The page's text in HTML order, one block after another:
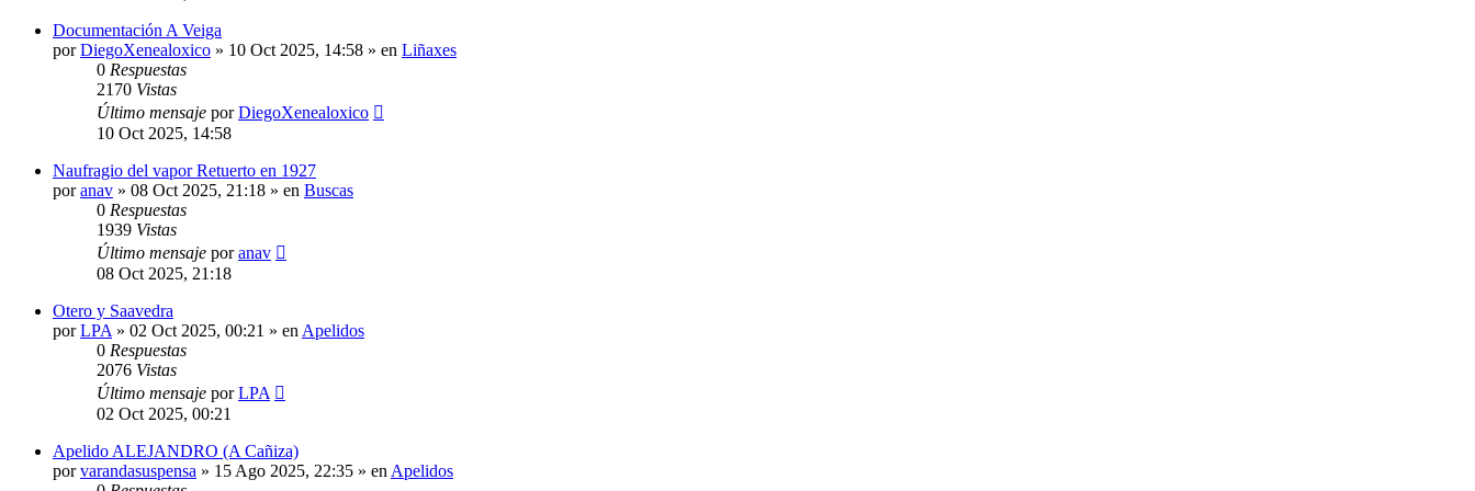
Documentación A Veiga
porDiegoXenealoxico » 10 Oct 2025, 14:58 » en Liñaxes
0 Respuestas
2170 Vistas
Último mensaje porDiegoXenealoxico
10 Oct 2025, 14:58
Naufragio del vapor Retuerto en 1927
poranav » 08 Oct 2025, 21:18 » en Buscas
0 Respuestas
1939 Vistas
Último mensaje poranav
08 Oct 2025, 21:18
Otero y Saavedra
porLPA » 02 Oct 2025, 00:21 » en Apelidos
0 Respuestas
2076 Vistas
Último mensaje porLPA
02 Oct 2025, 00:21
Apelido ALEJANDRO (A Cañiza)
porvarandasuspensa » 15 Ago 2025, 22:35 » en Apelidos